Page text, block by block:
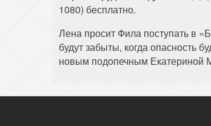
1080) бесплатно.
Лена просит Фила поступать в
будут забыты, когда опасность
новым подопечным Екатериной